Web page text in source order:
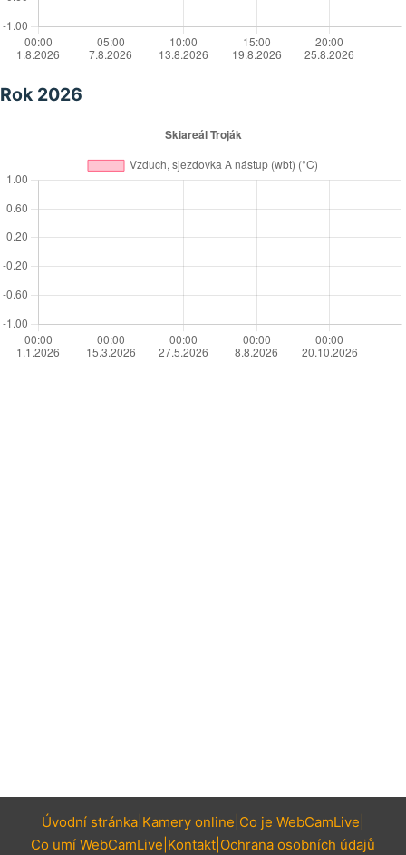
Rok 2026
Úvodní stránka Kamery online Co je WebCamLive
Co umí WebCamLive Kontakt Ochrana osobních údajů